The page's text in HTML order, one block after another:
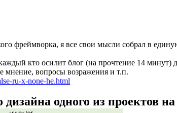
фреймворка, я все свои мысли собрал в
кто осилит блог (на прочтение 14 минут)
мнение, вопросы возражения и т.п.
ru-x-none-he.html
одного из проектов